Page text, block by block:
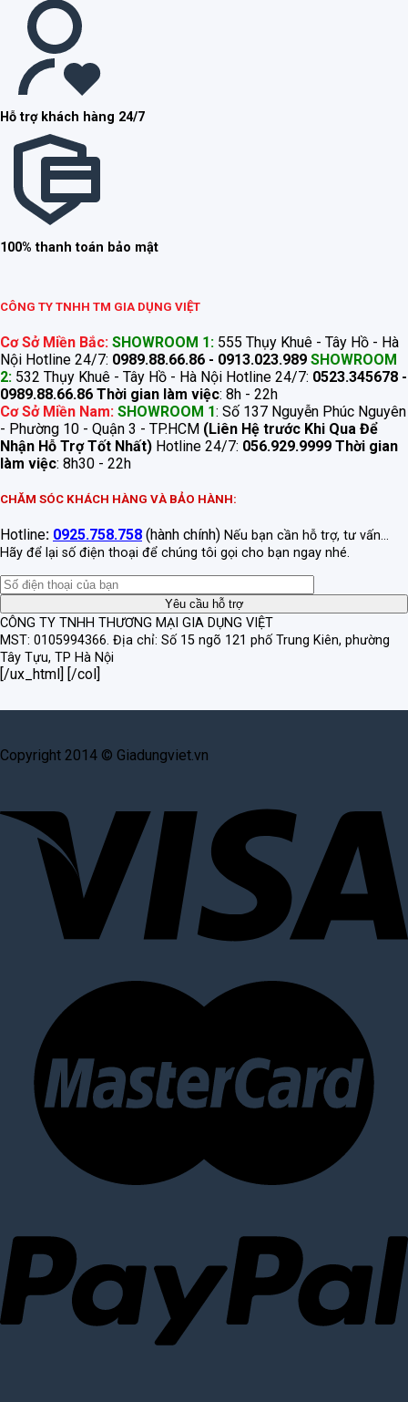
Hỗ trợ khách hàng 24/7
100% thanh toán bảo mật
CÔNG TY TNHH TM GIA DỤNG VIỆT
Cơ Sở Miền Bắc: SHOWROOM 1: 555 Thụy Khuê - Tây Hồ - Hà
Nội Hotline 24/7: 0989.88.66.86 - 0913.023.989 SHOWROOM
2: 532 Thụy Khuê - Tây Hồ - Hà Nội Hotline 24/7: 0523.345678 -
0989.88.66.86 Thời gian làm việc: 8h - 22h
Cơ Sở Miền Nam: SHOWROOM 1: Số 137 Nguyễn Phúc Nguyên
- Phường 10 - Quận 3 - TP.HCM (Liên Hệ trước Khi Qua Để
Nhận Hỗ Trợ Tốt Nhất) Hotline 24/7: 056.929.9999 Thời gian
làm việc: 8h30 - 22h
CHĂM SÓC KHÁCH HÀNG VÀ BẢO HÀNH:
Hotline: 0925.758.758 (hành chính) Nếu bạn cần hỗ trợ, tư vấn...
Hãy để lại số điện thoại để chúng tôi gọi cho bạn ngay nhé.
CÔNG TY TNHH THƯƠNG MẠI GIA DỤNG VIỆT
MST: 0105994366. Địa chỉ: Số 15 ngõ 121 phố Trung Kiên, phường
Tây Tựu, TP Hà Nội
[/ux_html] [/col]
Copyright 2014 © Giadungviet.vn